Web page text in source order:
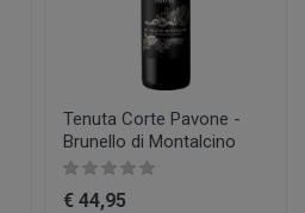
Tenuta Corte Pavone -
Brunello di Montalcino
€ 44,95